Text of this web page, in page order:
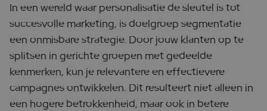
In een wereld waar personalisatie de sleutel is tot
succesvolle marketing, is doelgroep segmentatie
een onmisbare strategie. Door jouw klanten op te
splitsen in gerichte groepen met gedeelde
kenmerken, kun je relevantere en effectievere
campagnes ontwikkelen. Dit resulteert niet alleen in
een hogere betrokkenheid, maar ook in betere